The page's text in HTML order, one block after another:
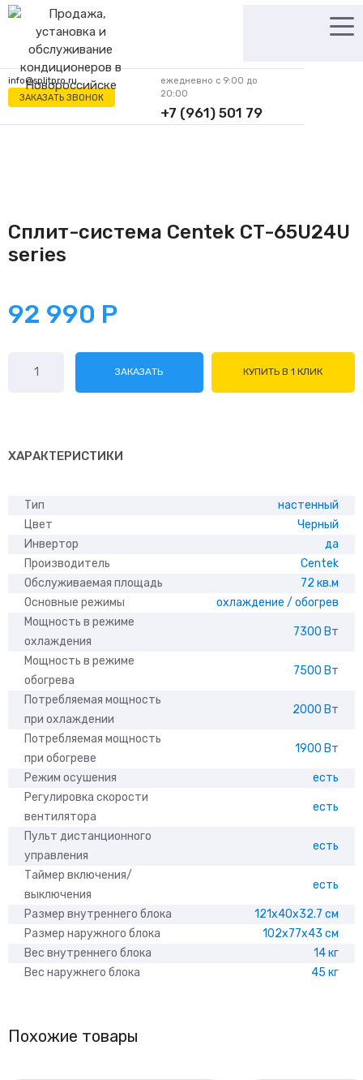
Перейти
содержимому
info@splitpro.ru
ЗАКАЗАТЬ ЗВОНОК
ежедневно с 9:00 до
20:00
+7 (961) 501 79
62
Сплит-система Centek CT-65U24U
series
92 990 Р
товара
series
ЗАКАЗАТЬ КУПИТЬ В 1 КЛИК
ХАРАКТЕРИСТИКИ
Тип
настенный
Цвет
Черный
Инвертор
да
Производитель
Centek
Обслуживаемая площадь
72 кв.м
Основные режимы
охлаждение / обогрев
Мощность в режиме
охлаждения
7300 Вт
Мощность в режиме
обогрева
7500 Вт
Потребляемая мощность
при охлаждении
2000 Вт
Потребляемая мощность
при обогреве
1900 Вт
Режим осушения
есть
Регулировка скорости
вентилятора
есть
Пульт дистанционного
управления
есть
Таймер включения/
выключения
есть
Размер внутреннего блока
121x40x32.7 см
Размер наружного блока
102x77x43 см
Вес внутреннего блока
14 кг
Вес наружнего блока
45 кг
Похожие товары